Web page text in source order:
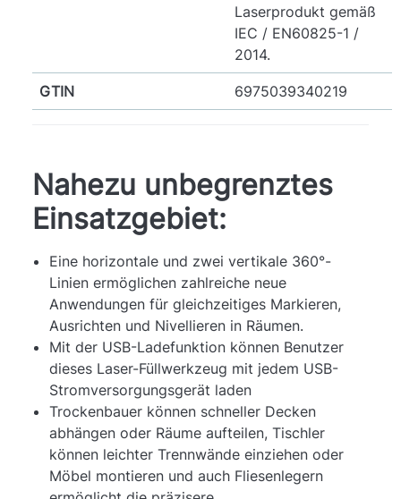
Laserprodukt gemäß
IEC / EN60825-1 /
2014.
GTIN 6975039340219
Nahezu unbegrenztes
Einsatzgebiet:
Eine horizontale und zwei vertikale 360°-
Linien ermöglichen zahlreiche neue
Anwendungen für gleichzeitiges Markieren,
Ausrichten und Nivellieren in Räumen.
Mit der USB-Ladefunktion können Benutzer
dieses Laser-Füllwerkzeug mit jedem USB-
Stromversorgungsgerät laden
Trockenbauer können schneller Decken
abhängen oder Räume aufteilen, Tischler
können leichter Trennwände einziehen oder
Möbel montieren und auch Fliesenlegern